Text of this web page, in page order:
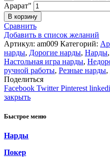
Арарат"
В корзину
Сравнить
Добавить в список желаний
Артикул: am009 Категорий:
нарды, Дорогие нарды, Нарды,
Настольная игра нарды,
ручной работы, Резные нарды,
Поделиться
Facebook Twitter Pinterest
закрыть
Быстрое меню
Нарды
Покер